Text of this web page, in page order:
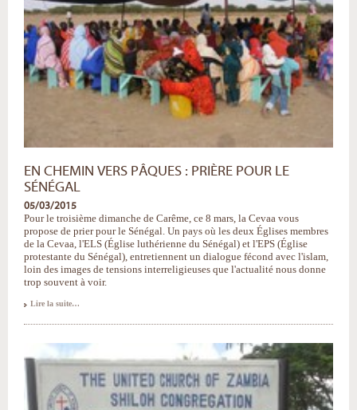
EN CHEMIN VERS PÂQUES : PRIÈRE POUR LE
SÉNÉGAL
05/03/2015
Pour le troisième dimanche de Carême, ce 8 mars, la Cevaa vous
propose de prier pour le Sénégal. Un pays où les deux Églises membres
de la Cevaa, l'ELS (Église luthérienne du Sénégal) et l'EPS (Église
protestante du Sénégal), entretiennent un dialogue fécond avec l'islam,
loin des images de tensions interreligieuses que l'actualité nous donne
trop souvent à voir.
En
pour
le
Lire la suite…